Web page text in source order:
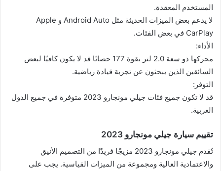
المستخدم المعقدة.
لا يدعم بعض الميزات الحديثة مثل Android Auto و Apple
CarPlay في بعض الفئات.
الأداء:
محركها ذو سعة 2.0 لتر بقوة 177 حصانًا قد لا يكون كافيًا لبعض
السائقين الذين يبحثون عن تجربة قيادة رياضية.
التوفر:
قد لا تكون جميع فئات جيلي مونجارو 2023 متوفرة في جميع الدول
العربية.
تقييم سيارة جيلي مونجارو 2023
تُقدم جيلي مونجارو 2023 مزيجًا فريدًا من التصميم الأنيق
والاعتمادية العالية ومجموعة من الميزات القياسية. يجب على